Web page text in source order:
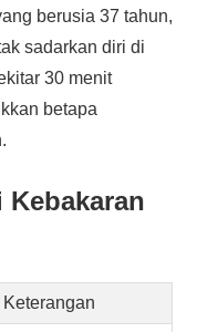
berusia 37 tahun,
sadarkan diri di
30 menit
betapa
Keterangan